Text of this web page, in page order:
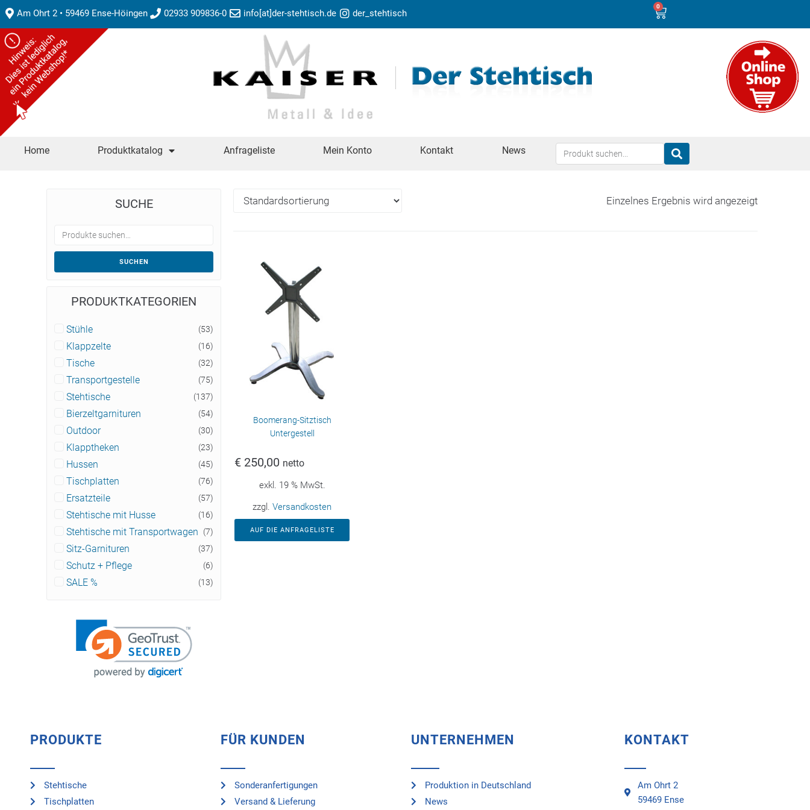
Am Ohrt 2 • 59469 Ense-Höingen 02933 909836-0 info[at]der-stehtisch.de der_stehtisch
0
Home Produktkatalog Anfrageliste Mein Konto Kontakt News
Einzelnes Ergebnis wird angezeigt
Boomerang-Sitztisch
Untergestell
€ 250,00 netto
exkl. 19 % MwSt.
zzgl. Versandkosten
AUF DIE ANFRAGELISTE
SUCHE
SUCHEN
PRODUKTKATEGORIEN
Stühle (53)
Klappzelte (16)
Tische (32)
Transportgestelle (75)
Stehtische (137)
Bierzeltgarnituren (54)
Outdoor (30)
Klapptheken (23)
Hussen (45)
Tischplatten (76)
Ersatzteile (57)
Stehtische mit Husse (16)
Stehtische mit Transportwagen (7)
Sitz-Garnituren (37)
Schutz + Pflege (6)
SALE % (13)
PRODUKTE
Stehtische
Tischplatten
FÜR KUNDEN
Sonderanfertigungen
Versand & Lieferung
UNTERNEHMEN
Produktion in Deutschland
News
KONTAKT
Am Ohrt 2
59469 Ense